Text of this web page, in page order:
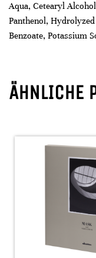
Aqua, Cetearyl
Panthenol,
Benzoate, Potassium
ÄHNLICHE